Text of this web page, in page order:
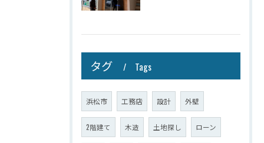
タグ Tags
浜松市 工務店 設計 外壁
2階建て 木造 土地探し ローン